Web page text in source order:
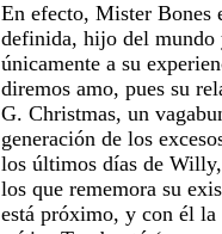
En efecto, Mister Bones
definida, hijo del mundo
únicamente a su
diremos amo, pues su
G. Christmas, un
generación de los
los últimos días de
los que rememora su
está próximo, y con él